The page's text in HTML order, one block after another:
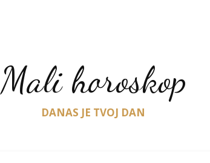
Mali horoskop
DANAS JE TVOJ DAN